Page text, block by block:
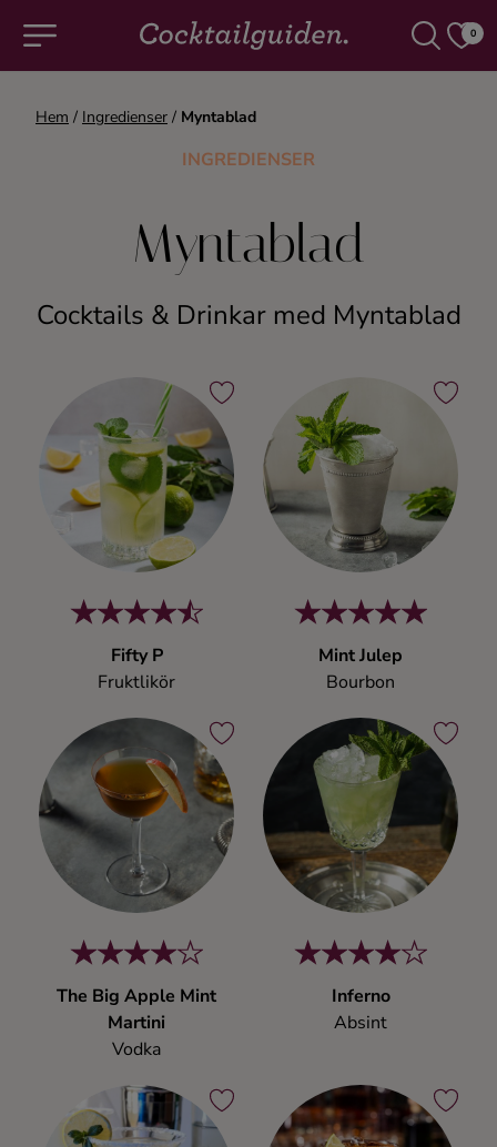
0
COCKTAILS & DRINKAR
Alkoholfritt
Champagne
Gin
Kaffe
Shots
Tequila
Vodka
Whisky
Ingredienser
Hem / Ingredienser / Myntablad
INGREDIENSER
Myntablad
Cocktails & Drinkar med Myntablad
Fifty P
Fruktlikör
Mint Julep
Bourbon
The Big Apple Mint
Martini
Vodka
Inferno
Absint